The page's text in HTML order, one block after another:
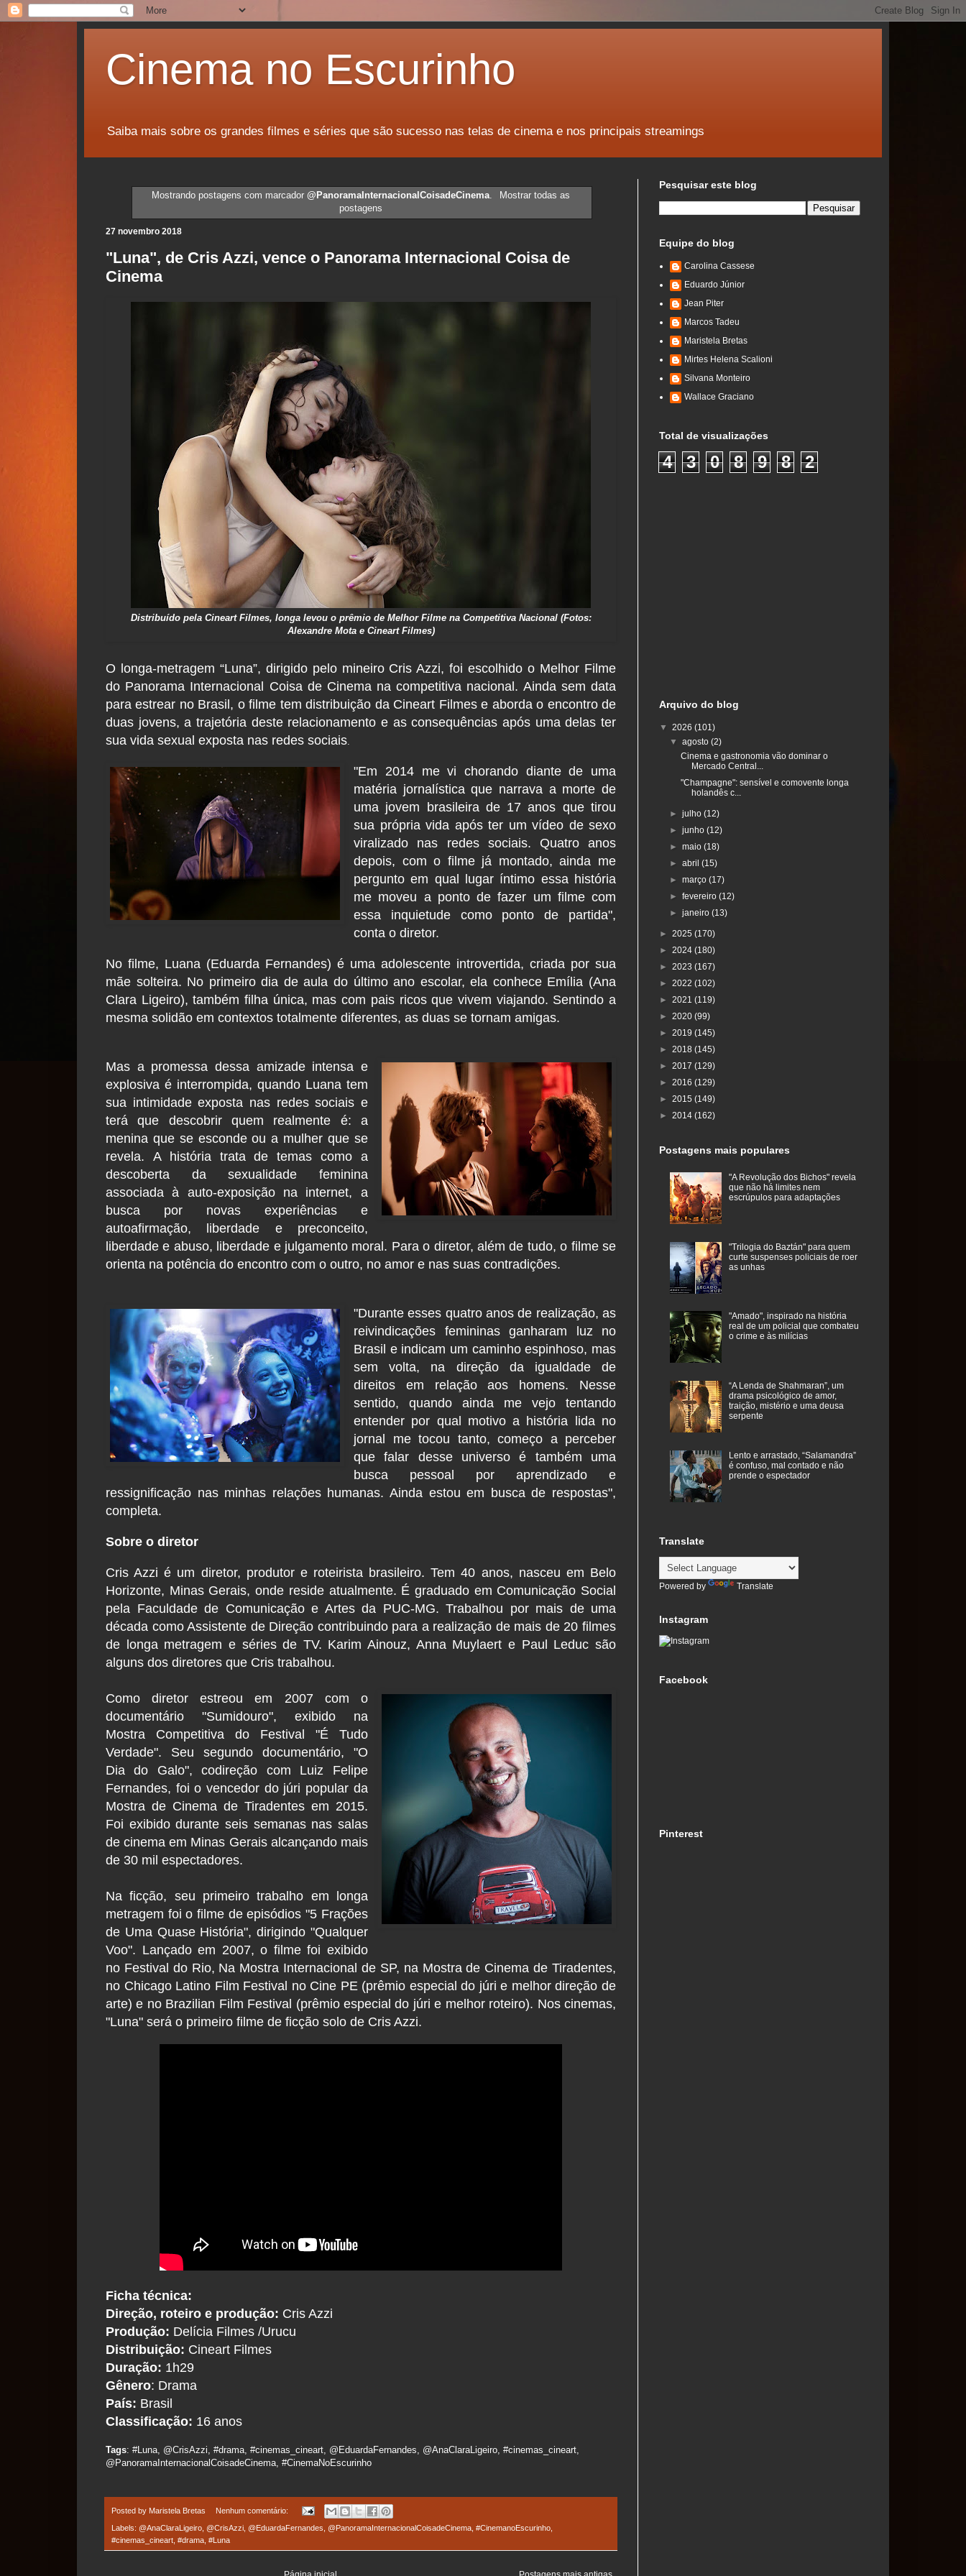
Cinema no Escurinho
Saiba mais sobre os grandes filmes e séries que são sucesso nas telas de cinema e nos principais streamings
Mostrando postagens com marcador@PanoramaInternacionalCoisadeCinema.
Mostrar todas as
postagens
27 novembro 2018
"Luna", de Cris Azzi, vence o Panorama Internacional Coisa de
Cinema
Distribuído pela Cineart Filmes, longa levou o prêmio de Melhor Filme na Competitiva Nacional (Fotos:
Alexandre Mota e Cineart Filmes)
O longa-metragem “Luna”, dirigido pelo mineiro Cris Azzi, foi escolhido o Melhor Filme
do Panorama Internacional Coisa de Cinema na competitiva nacional. Ainda sem data
para estrear no Brasil, o filme tem distribuição da Cineart Filmes e aborda o encontro de
duas jovens, a trajetória deste relacionamento e as consequências após uma delas ter
sua vida sexual exposta nas redes sociais
"Em 2014 me vi chorando diante de uma
matéria jornalística que narrava a morte de
uma jovem brasileira de 17 anos que tirou
sua própria vida após ter um vídeo de sexo
viralizado nas redes sociais. Quatro anos
depois, com o filme já montado, ainda me
pergunto em qual lugar íntimo essa história
me moveu a ponto de fazer um filme com
essa inquietude como ponto de partida",
conta o diretor.
No filme, Luana (Eduarda Fernandes) é uma adolescente introvertida, criada por sua
mãe solteira. No primeiro dia de aula do último ano escolar, ela conhece Emília (Ana
Clara Ligeiro), também filha única, mas com pais ricos que vivem viajando. Sentindo a
mesma solidão em contextos totalmente diferentes, as duas se tornam amigas.
Mas a promessa dessa amizade intensa e
explosiva é interrompida, quando Luana tem
sua intimidade exposta nas redes sociais e
terá que descobrir quem realmente é: a
menina que se esconde ou a mulher que se
revela. A história trata de temas como a
descoberta da sexualidade feminina
associada à auto-exposição na internet, a
busca por novas experiências e
autoafirmação, liberdade e preconceito,
liberdade e abuso, liberdade e julgamento moral. Para o diretor, além de tudo, o filme se
orienta na potência do encontro com o outro, no amor e nas suas contradições.
"Durante esses quatro anos de realização, as
reivindicações femininas ganharam luz no
Brasil e indicam um caminho espinhoso, mas
sem volta, na direção da igualdade de
direitos em relação aos homens. Nesse
sentido, quando ainda me vejo tentando
entender por qual motivo a história lida no
jornal me tocou tanto, começo a perceber
que falar desse universo é também uma
busca pessoal por aprendizado e
ressignificação nas minhas relações humanas. Ainda estou em busca de respostas",
completa.
Sobre o diretor
Cris Azzi é um diretor, produtor e roteirista brasileiro. Tem 40 anos, nasceu em Belo
Horizonte, Minas Gerais, onde reside atualmente. É graduado em Comunicação Social
pela Faculdade de Comunicação e Artes da PUC-MG. Trabalhou por mais de uma
década como Assistente de Direção contribuindo para a realização de mais de 20 filmes
de longa metragem e séries de TV. Karim Ainouz, Anna Muylaert e Paul Leduc são
alguns dos diretores que Cris trabalhou.
Como diretor estreou em 2007 com o
documentário "Sumidouro", exibido na
Mostra Competitiva do Festival "É Tudo
Verdade". Seu segundo documentário, "O
Dia do Galo", codireção com Luiz Felipe
Fernandes, foi o vencedor do júri popular da
Mostra de Cinema de Tiradentes em 2015.
Foi exibido durante seis semanas nas salas
de cinema em Minas Gerais alcançando mais
de 30 mil espectadores.
Na ficção, seu primeiro trabalho em longa
metragem foi o filme de episódios "5 Frações
de Uma Quase História", dirigindo "Qualquer
Voo". Lançado em 2007, o filme foi exibido
no Festival do Rio, Na Mostra Internacional de SP, na Mostra de Cinema de Tiradentes,
no Chicago Latino Film Festival no Cine PE (prêmio especial do júri e melhor direção de
arte) e no Brazilian Film Festival (prêmio especial do júri e melhor roteiro). Nos cinemas,
"Luna" será o primeiro filme de ficção solo de Cris Azzi.
Ficha técnica:
Direção, roteiro e produção: Cris Azzi
Produção: Delícia Filmes /Urucu
Distribuição: Cineart Filmes
Duração: 1h29
Gênero: Drama
País: Brasil
Classificação: 16 anos
Tags: #Luna, @CrisAzzi, #drama, #cinemas_cineart, @EduardaFernandes, @AnaClaraLigeiro, #cinemas_cineart,
@PanoramaInternacionalCoisadeCinema, #CinemaNoEscurinho
Posted by Maristela Bretas Nenhum comentário:
Labels: @AnaClaraLigeiro @CrisAzzi @EduardaFernandes @PanoramaInternacionalCoisadeCinema #CinemanoEscurinho
#cinemas_cineart #drama #Luna
Pesquisar este blog
Equipe do blog
Carolina Cassese
Eduardo Júnior
Jean Piter
Marcos Tadeu
Maristela Bretas
Mirtes Helena Scalioni
Silvana Monteiro
Wallace Graciano
Total de visualizações
4 3 0 8 9 8 2
Arquivo do blog
▼ 2026 (101)
▼agosto(2)
Cinema e gastronomia vão dominar o
Mercado Central...
"Champagne": sensível e comovente longa
holandês c...
►julho(12)
►junho(12)
►maio(18)
►abril(15)
►março(17)
►fevereiro(12)
►janeiro(13)
► 2025 (170)
► 2024 (180)
► 2023 (167)
► 2022 (102)
► 2021 (119)
► 2020 (99)
► 2019 (145)
► 2018 (145)
► 2017 (129)
► 2016 (129)
► 2015 (149)
► 2014 (162)
Postagens mais populares
"A Revolução dos Bichos" revela
que não há limites nem
escrúpulos para adaptações
"Trilogia do Baztán" para quem
curte suspenses policiais de roer
as unhas
"Amado", inspirado na história
real de um policial que combateu
o crime e às milícias
“A Lenda de Shahmaran”, um
drama psicológico de amor,
traição, mistério e uma deusa
serpente
Lento e arrastado, “Salamandra”
é confuso, mal contado e não
prende o espectador
Translate
Powered by Translate
Instagram
Facebook
Pinterest